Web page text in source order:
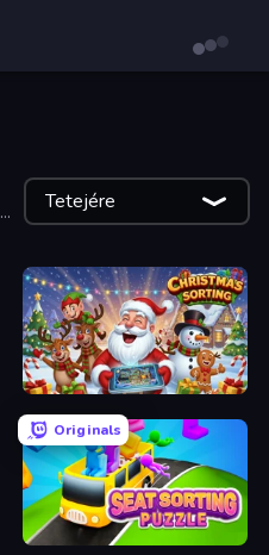
Tetejére
Christmas Sorting
Originals
Seat Sorting Puzzle